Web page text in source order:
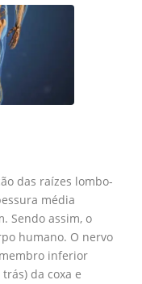
das raízes lombo-
média
Sendo assim, o
humano. O nervo
inferior
da coxa e